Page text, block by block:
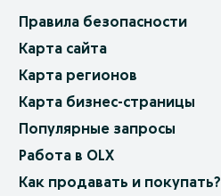
Правила безопасности
Карта сайта
Карта регионов
Карта бизнес-страницы
Популярные запросы
Работа в OLX
Как продавать и покупать?